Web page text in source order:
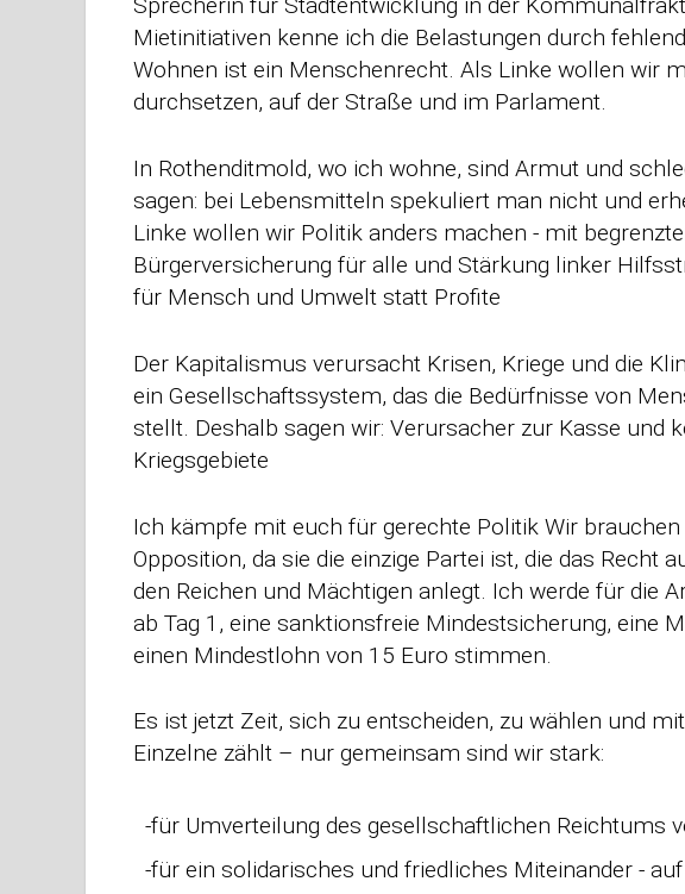
Sprecherin für Stadtentwicklung in der
Mietinitiativen kenne ich die Belastungen durch
Wohnen ist ein Menschenrecht. Als Linke wollen wir
durchsetzen, auf der Straße und im Parlament.
In Rothenditmold, wo ich wohne, sind Armut und
sagen: bei Lebensmitteln spekuliert man nicht und
Linke wollen wir Politik anders machen - mit
Bürgerversicherung für alle und Stärkung linker
für Mensch und Umwelt statt Profite
Der Kapitalismus verursacht Krisen, Kriege und die
ein Gesellschaftssystem, das die Bedürfnisse von
stellt. Deshalb sagen wir: Verursacher zur Kasse und
Kriegsgebiete
Ich kämpfe mit euch für gerechte Politik Wir
Opposition, da sie die einzige Partei ist, die das Recht
den Reichen und Mächtigen anlegt. Ich werde für die
ab Tag 1, eine sanktionsfreie Mindestsicherung, eine
einen Mindestlohn von 15 Euro stimmen.
Es ist jetzt Zeit, sich zu entscheiden, zu wählen und
Einzelne zählt – nur gemeinsam sind wir stark:
-für Umverteilung des gesellschaftlichen Reichtums
-für ein solidarisches und friedliches Miteinander -